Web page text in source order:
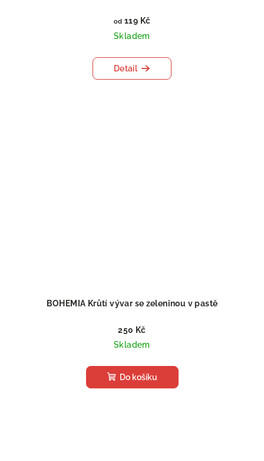
od 119 Kč
Skladem
Detail
BOHEMIA Krůtí vývar se zeleninou v pastě
250 Kč
Skladem
Do košíku